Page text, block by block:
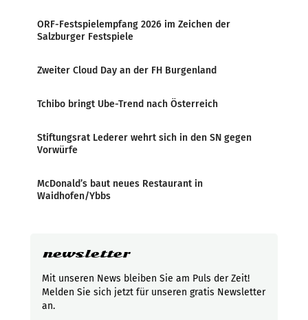
ORF-Festspielempfang 2026 im Zeichen der
Salzburger Festspiele
Zweiter Cloud Day an der FH Burgenland
Tchibo bringt Ube-Trend nach Österreich
Stiftungsrat Lederer wehrt sich in den SN gegen
Vorwürfe
McDonald’s baut neues Restaurant in
Waidhofen/Ybbs
newsletter
Mit unseren News bleiben Sie am Puls der Zeit!
Melden Sie sich jetzt für unseren gratis Newsletter
an.